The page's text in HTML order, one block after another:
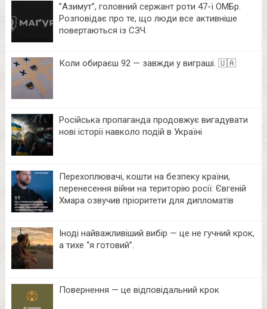
⁨”Азимут”, головний сержант роти 47-ї ОМБр.
Розповідає про те, що люди все активніше
повертаються із СЗЧ.
Коли обираєш 92 — завжди у виграші. 🇺🇦
Російська пропаганда продовжує вигадувати
нові історії навколо подій в Україні
Перехоплювачі, кошти на безпеку країни,
перенесення війни на територію росії: Євгеній
Хмара озвучив пріоритети для дипломатів
Іноді найважливіший вибір — це не гучний крок,
а тихе “я готовий”.
Повернення — це відповідальний крок